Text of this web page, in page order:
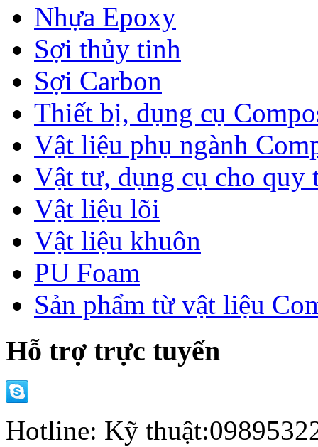
Nhựa Epoxy
Sợi thủy tinh
Sợi Carbon
Thiết bị, dụng cụ
Vật liệu phụ ngành
Vật tư, dụng cụ cho quy
Vật liệu lõi
Vật liệu khuôn
PU Foam
Sản phẩm từ vật liệu
Hỗ trợ trực tuyến
Hotline: Kỹ